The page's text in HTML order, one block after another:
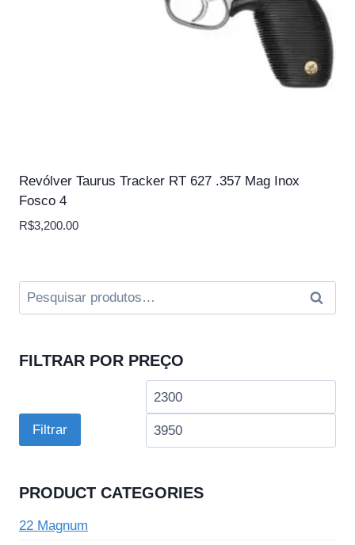
Revólver Taurus Tracker RT 627 .357 Mag Inox
Fosco 4
R$3,200.00
Pesquisar
por:
FILTRAR POR PREÇO
Preço
Filtrar
PRODUCT CATEGORIES
22 Magnum